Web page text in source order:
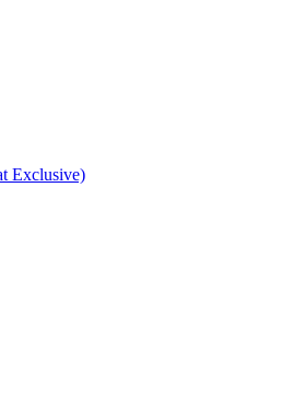
Exclusive)